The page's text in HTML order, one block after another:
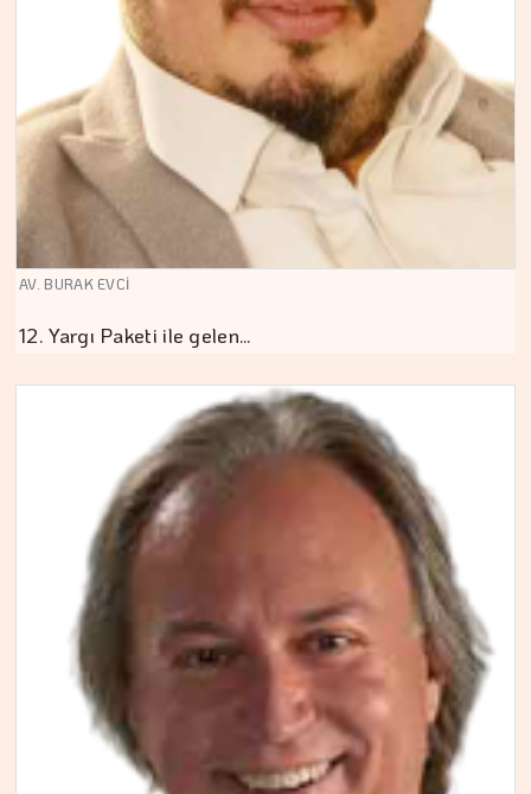
AV. BURAK EVCİ
12. Yargı Paketi ile gelen…